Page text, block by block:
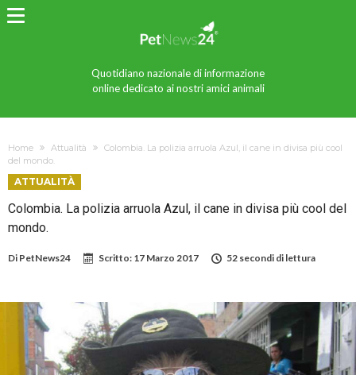
Quotidiano nazionale di informazione
online dedicato ai nostri amici animali
Home Attualità
Colombia. La polizia arruola Azul, il cane in divisa più cool
del mondo.
ATTUALITÀ
Colombia. La polizia arruola Azul, il cane in divisa più cool del
mondo.
Di PetNews24 Scritto: 17 Marzo 2017 52 secondi di lettura